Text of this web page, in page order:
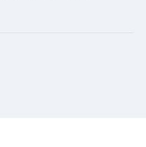
しており、お客様の技術